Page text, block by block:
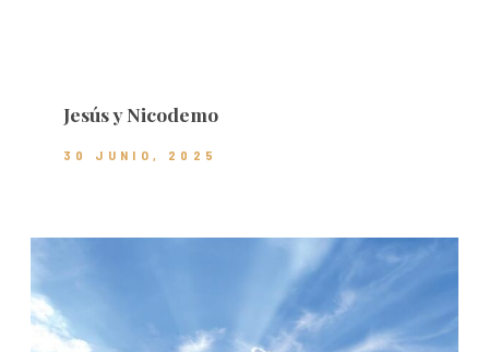
Jesús y Nicodemo
30 JUNIO, 2025